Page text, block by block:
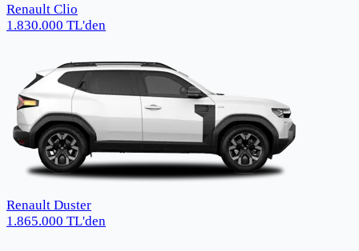
Renault Clio
1.830.000 TL'den
Renault Duster
1.865.000 TL'den